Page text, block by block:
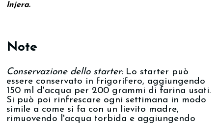
Injera.
Note
Conservazione dello starter:Lo starter può
essere conservato in frigorifero, aggiungendo
150 ml d'acqua per 200 grammi di farina usati.
Si può poi rinfrescare ogni settimana in modo
simile a come si fa con un lievito madre,
rimuovendo l'acqua torbida e aggiungendo